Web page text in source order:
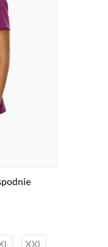
XXL